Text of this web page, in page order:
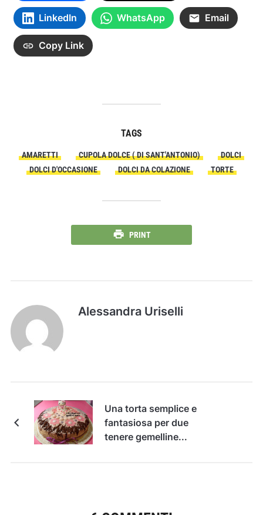
LinkedIn WhatsApp Email
Copy Link
TAGS
AMARETTI CUPOLA DOLCE ( DI SANT'ANTONIO)
DOLCI
DOLCI D'OCCASIONE
DOLCI DA COLAZIONE TORTE
PRINT
Alessandra Uriselli
Una torta semplice e
fantasiosa per due
tenere gemelline...